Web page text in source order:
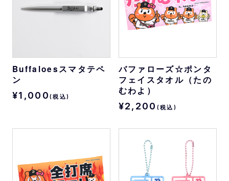
Buffaloesスマタテペ
ン
¥1,000 (税込)
バファローズ☆ポンタ
フェイスタオル（たの
むわよ）
¥2,200 (税込)